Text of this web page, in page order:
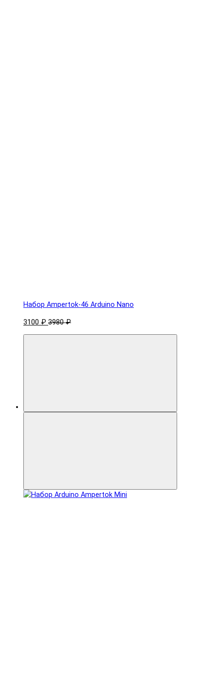
Набор Ampertok-46 Arduino Nano
3100 ₽ 3980 ₽